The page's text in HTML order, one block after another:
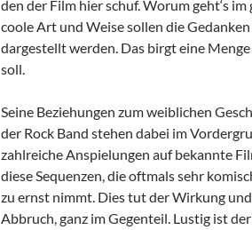
den der Film hier schuf. Worum geht‘s
coole Art und Weise sollen die
dargestellt werden. Das birgt eine
soll.
Seine Beziehungen zum weiblichen
der Rock Band stehen dabei im
zahlreiche Anspielungen auf bekannte
diese Sequenzen, die oftmals sehr
zu ernst nimmt. Dies tut der Wirkung
Abbruch, ganz im Gegenteil. Lustig ist